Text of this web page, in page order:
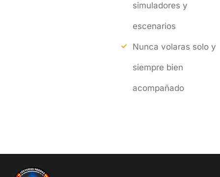
simuladores y
escenarios
Nunca volaras solo y
siempre bien
acompañado